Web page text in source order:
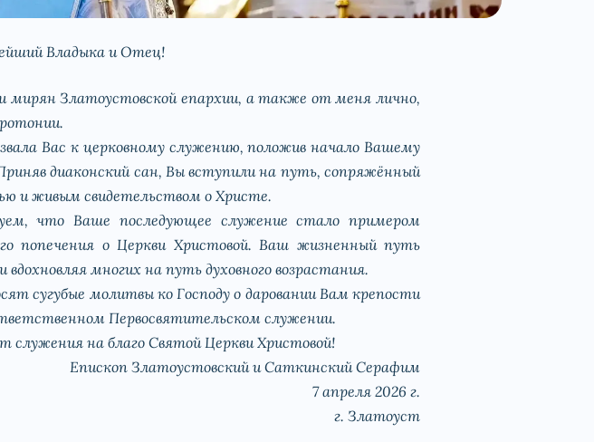
Владыка и Отец!
мирян Златоустовской епархии, а также от меня лично,
Вас к церковному служению, положив начало Вашему
диаконский сан, Вы вступили на путь, сопряжённый
и живым свидетельством о Христе.
что Ваше последующее служение стало примером
попечения о Церкви Христовой. Ваш жизненный путь
многих на путь духовного возрастания.
сугубые молитвы ко Господу о даровании Вам крепости
Первосвятительском служении.
на благо Святой Церкви Христовой!
Епископ Златоустовский и Саткинский Серафим
7 апреля 2026 г.
г. Златоуст